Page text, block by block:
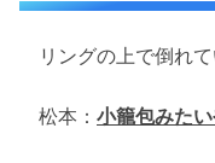
リングの上で倒れ
松本： 小籠包みた